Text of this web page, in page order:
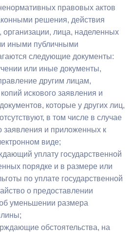
правовых актов
решения, действия
организации, лица, наделенных
иными публичными
следующие документы:
или иные документы,
другим лицам,
искового заявления и
которые у других лиц,
в том числе в случае
заявления и приложенных к
виде;
уплату государственной
порядке и в размере или
по уплате государственной
о предоставлении
уменьшении размера
обстоятельства, на